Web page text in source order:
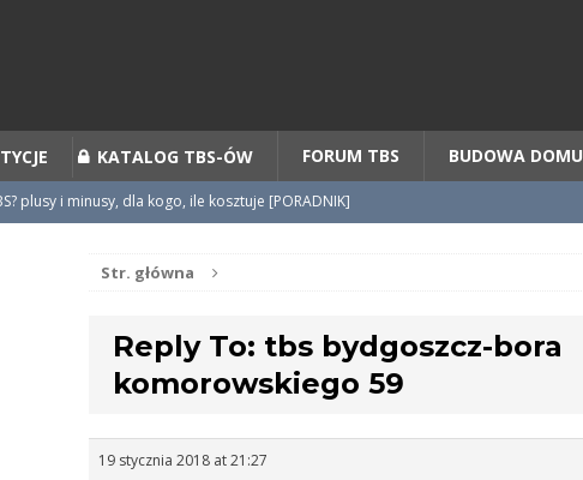
KATALOG TBS-ÓW FORUM TBS BUDOWA DOMU
plusy i minusy, dla kogo, ile kosztuje [PORADNIK]
umów i statutów TBS
o mieszkanie z TBS [poradnik] KROK po KROKU
Str. główna
Reply To: tbs bydgoszcz-bora
komorowskiego 59
19 stycznia 2018 at 21:27